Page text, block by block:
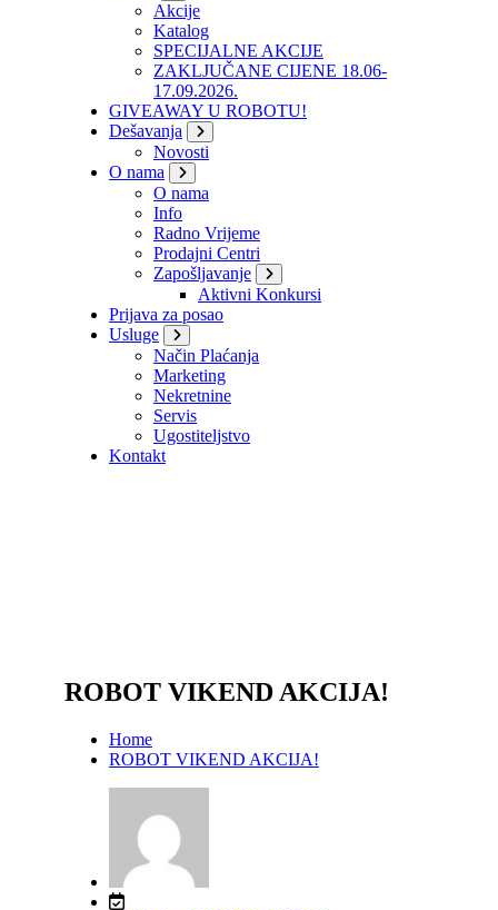
Akcije
Katalog
SPECIJALNE AKCIJE
ZAKLJUČANE CIJENE 18.06-
17.09.2026.
GIVEAWAY U ROBOTU!
Dešavanja
Novosti
O nama
O nama
Info
Radno Vrijeme
Prodajni Centri
Zapošljavanje
Aktivni Konkursi
Prijava za posao
Usluge
Način Plaćanja
Marketing
Nekretnine
Servis
Ugostiteljstvo
Kontakt
ROBOT VIKEND AKCIJA!
Home
ROBOT VIKEND AKCIJA!